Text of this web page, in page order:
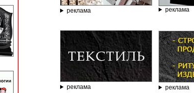
реклама реклама
реклама реклама